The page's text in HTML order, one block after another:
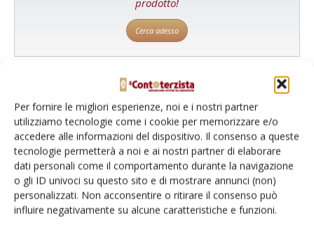
Per fornire le migliori esperienze, noi e i nostri partner
utilizziamo tecnologie come i cookie per memorizzare e/o
accedere alle informazioni del dispositivo. Il consenso a queste
tecnologie permetterà a noi e ai nostri partner di elaborare
dati personali come il comportamento durante la navigazione
o gli ID univoci su questo sito e di mostrare annunci (non)
personalizzati. Non acconsentire o ritirare il consenso può
influire negativamente su alcune caratteristiche e funzioni.
Cerca adesso
L'Esperto risponde
I consigli di Terra e Vita agli agricoltori